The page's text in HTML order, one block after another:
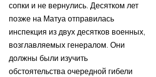
сопки и не вернулись. Десятком лет
позже на Матуа отправилась
инспекция из двух десятков военных,
возглавляемых генералом. Они
должны были изучить
обстоятельства очередной гибели